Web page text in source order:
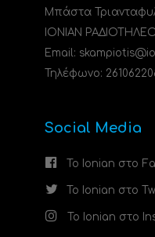
Μπάστα
ΙΟΝΙΑΝ
Email:
Τηλέφωνο:
Social Media
Το Ionian στο
Το Ionian στο
Το Ionian στο